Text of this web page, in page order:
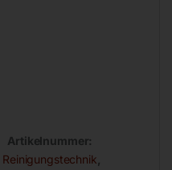
Artikelnummer:
Reinigungstechnik